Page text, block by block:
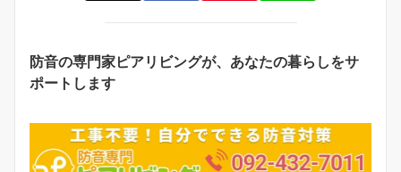
防音の専門家ピアリビングが、あなたの暮らしをサ
ポートします